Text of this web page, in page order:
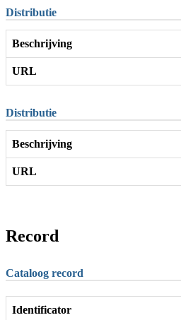
Distributie
Beschrijving
URL
Distributie
Beschrijving
URL
Record
Cataloog record
Identificator